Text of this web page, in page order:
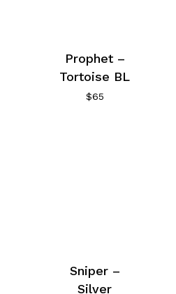
Prophet –
Tortoise BL
$65
Sniper –
Silver